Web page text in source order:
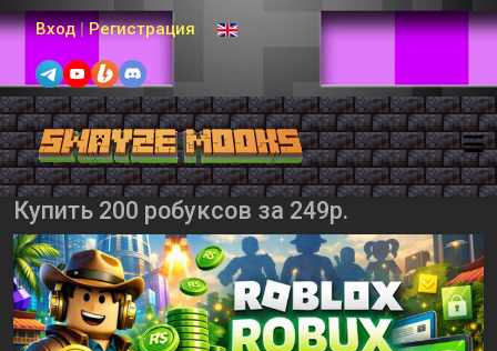
Вход | Регистрация Выберите язык
Купить 200 робуксов за 249р.